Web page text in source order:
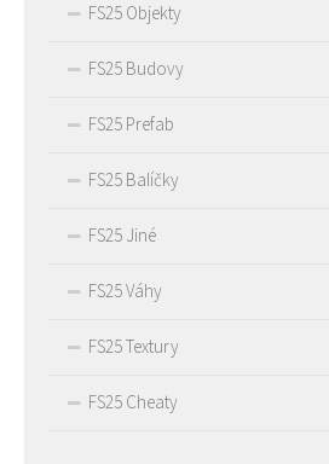
FS25 Objekty
FS25 Budovy
FS25 Prefab
FS25 Balíčky
FS25 Jiné
FS25 Váhy
FS25 Textury
FS25 Cheaty